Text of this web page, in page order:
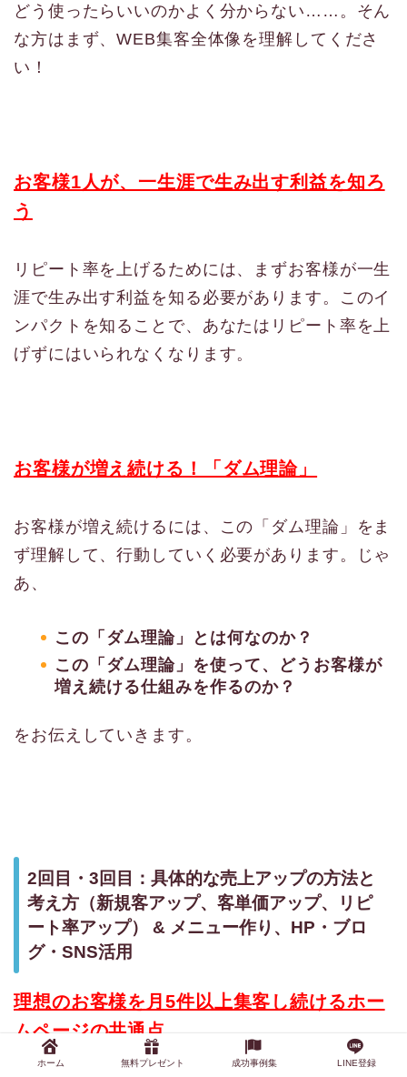
どう使ったらいいのかよく分からない……。そん
な方はまず、WEB集客全体像を理解してくださ
い！
お客様1人が、一生涯で生み出す利益を知ろ
う
リピート率を上げるためには、まずお客様が一生
涯で生み出す利益を知る必要があります。このイ
ンパクトを知ることで、あなたはリピート率を上
げずにはいられなくなります。
お客様が増え続ける！「ダム理論」
お客様が増え続けるには、この「ダム理論」をま
ず理解して、行動していく必要があります。じゃ
あ、
この「ダム理論」とは何なのか？
この「ダム理論」を使って、どうお客様が
増え続ける仕組みを作るのか？
をお伝えしていきます。
2回目・3回目：具体的な売上アップの方法と
考え方（新規客アップ、客単価アップ、リピ
ート率アップ） & メニュー作り、HP・ブロ
グ・SNS活用
理想のお客様を月5件以上集客し続けるホー
ムページの共通点
ホーム 無料プレゼント 成功事例集 LINE登録